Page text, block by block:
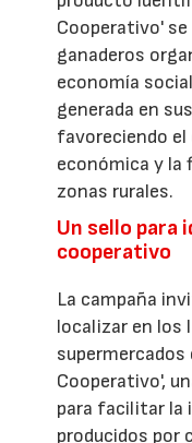
Cooperativo'
ganaderos
economía
generada en
favoreciendo el
económica y la
zonas rurales.
Un sello para
cooperativo
La campaña
localizar en los
Cooperativo',
para facilitar la
producidos por